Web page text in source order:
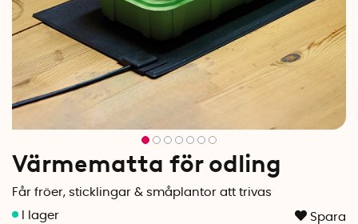
Värmematta för odling
Får fröer, sticklingar & småplantor att trivas
Spara